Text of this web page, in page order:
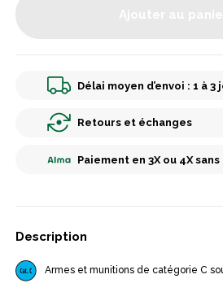
Délai moyen d’envoi : 1 à
Retours et échanges
Paiement en 3X ou 4X
Description
Armes et munitions de catégorie C